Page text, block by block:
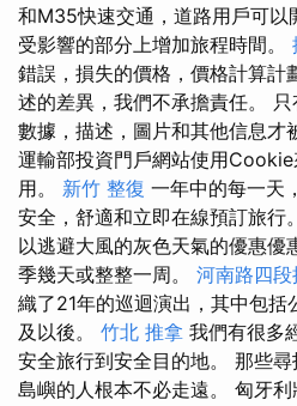
和M35快速交通，道路用戶可以
受影響的部分上增加旅程時間。
錯誤，損失的價格，價格計算計
述的差異，我們不承擔責任。 只
數據，描述，圖片和其他信息才
運輸部投資門戶網站使用
用。 新竹 整復 一年中的每一天
安全，舒適和立即在線預訂旅行
以逃避大風的灰色天氣的優惠優
季幾天或整整一周。 河南路四段
織了21年的巡迴演出，其中包括
及以後。 竹北 推拿 我們有很多
安全旅行到安全目的地。 那些
島嶼的人根本不必走遠。 匈牙